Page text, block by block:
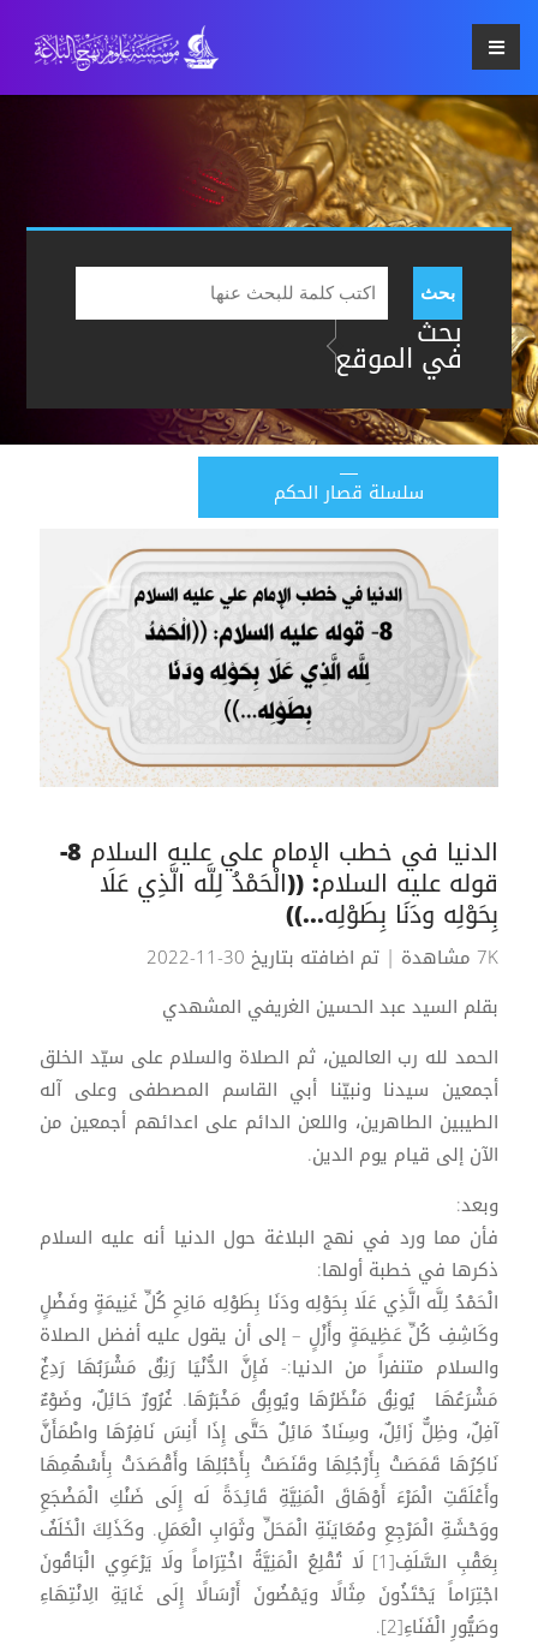
بحث
بحث
في الموقع
سلسلة قصار الحكم
الدنيا في خطب الإمام علي عليه السلام 8-
قوله عليه السلام: ((الْحَمْدُ لِلَّه الَّذِي عَلَا
بِحَوْلِه ودَنَا بِطَوْلِه...))
7K مشاهدة
| تم اضافته بتاريخ 30-11-2022
بقلم السيد عبد الحسين الغريفي المشهدي
الحمد لله رب العالمين، ثم الصلاة والسلام على سيّد الخلق
أجمعين سيدنا ونبيّنا أبي القاسم المصطفى وعلى آله
الطيبين الطاهرين، واللعن الدائم على اعدائهم أجمعين من
الآن إلى قيام يوم الدين.
وبعد:
فأن مما ورد في نهج البلاغة حول الدنيا أنه عليه السلام
ذكرها في خطبة أولها:
الْحَمْدُ لِلَّه الَّذِي عَلَا بِحَوْلِه ودَنَا بِطَوْلِه مَانِحِ كُلِّ غَنِيمَةٍ وفَضْلٍ
وكَاشِفِ كُلِّ عَظِيمَةٍ وأَزْلٍ – إلى أن يقول عليه أفضل الصلاة
والسلام متنفراً من الدنيا:- فَإِنَّ الدُّنْيَا رَنِقٌ مَشْرَبُهَا رَدِغٌ
مَشْرَعُهَا يُونِقُ مَنْظَرُهَا ويُوبِقُ مَخْبَرُهَا. غُرُورٌ حَائِلٌ، وضَوْءٌ
آفِلٌ، وظِلٌّ زَائِلٌ، وسِنَادٌ مَائِلٌ حَتَّى إِذَا أَنِسَ نَافِرُهَا واطْمَأَنَّ
نَاكِرُهَا قَمَصَتْ بِأَرْجُلِهَا وقَنَصَتْ بِأَحْبُلِهَا وأَقْصَدَتْ بِأَسْهُمِهَا
وأَعْلَقَتِ الْمَرْءَ أَوْهَاقَ الْمَنِيَّةِ قَائِدَةً لَه إِلَى ضَنْكِ الْمَضْجَعِ
ووَحْشَةِ الْمَرْجِعِ ومُعَايَنَةِ الْمَحَلِّ وثَوَابِ الْعَمَلِ. وكَذَلِكَ الْخَلَفُ
بِعَقْبِ السَّلَفِ[1] لَا تُقْلِعُ الْمَنِيَّةُ اخْتِرَاماً ولَا يَرْعَوِي الْبَاقُونَ
اجْتِرَاماً يَحْتَذُونَ مِثَالًا ويَمْضُونَ أَرْسَالًا إِلَى غَايَةِ الِانْتِهَاءِ
وصَيُّورِ الْفَنَاءِ[2].